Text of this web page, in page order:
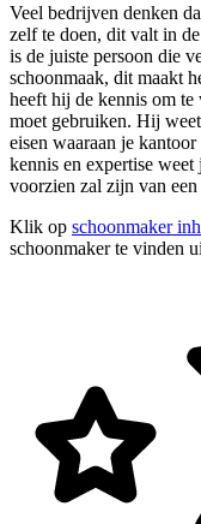
Veel bedrijven denken
zelf te doen, dit valt in
is de juiste persoon die
schoonmaak, dit maakt
heeft hij de kennis om
moet gebruiken. Hij
eisen waaraan je
kennis en expertise
voorzien zal zijn van
Klik op schoonmaker
schoonmaker te vinden